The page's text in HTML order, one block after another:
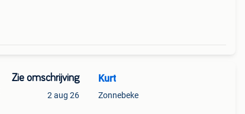
Zie omschrijving
2 aug 26
Kurt
Zonnebeke